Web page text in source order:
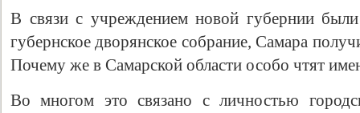
В связи с учреждением новой губернии
губернское дворянское собрание, Самара
Почему же в Самарской области особо чтят
Во многом это связано с личностью